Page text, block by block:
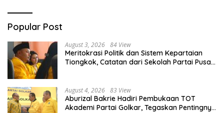
Popular Post
August 3, 2026 84 View
Meritokrasi Politik dan Sistem Kepartaian
Tiongkok, Catatan dari Sekolah Partai Pusat
August 4, 2026 83 View
Aburizal Bakrie Hadiri Pembukaan TOT
Akademi Partai Golkar, Tegaskan Pentingnya